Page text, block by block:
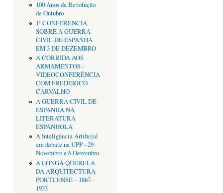
100 Anos da Revolução
de Outubro
1ª CONFERÊNCIA
SOBRE A GUERRA
CIVIL DE ESPANHA
EM 3 DE DEZEMBRO
A CORRIDA AOS
ARMAMENTOS -
VIDEOCONFERÊNCIA
COM FREDERICO
CARVALHO
A GUERRA CIVIL DE
ESPANHA NA
LITERATURA
ESPANHOLA
A Inteligência Artificial
em debate na UPP - 29
Novembro e 6 Dezembro
A LONGA QUERELA
DA ARQUITECTURA
PORTUENSE – 1867-
1933